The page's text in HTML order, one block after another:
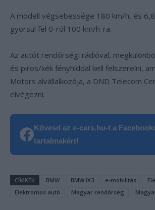
A modell végsebessége 180 km/h, és
gyorsul fel 0-ról 100 km/h-ra.
Az autót rendőrségi rádióval,
és piros/kék fényhíddal kell felszerelni,
Motors alvállalkozója, a DND Telecom
elvégezni.
Kövesd az e-cars.hu-t a
tartalmakért!
CÍMKÉK BMW BMW iX3 e-mobilitás
Elektromos autó
Magyar rendőrség